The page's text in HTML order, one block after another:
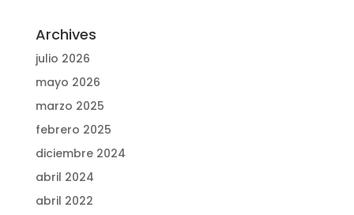
Archives
julio 2026
mayo 2026
marzo 2025
febrero 2025
diciembre 2024
abril 2024
abril 2022